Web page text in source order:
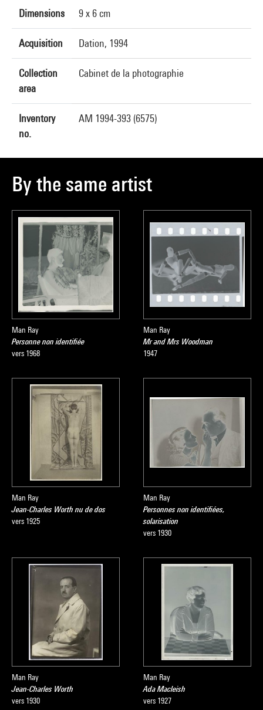
Dimensions 9 x 6 cm
Acquisition Dation, 1994
Collection
area
Cabinet de la photographie
Inventory
no.
AM 1994-393 (6575)
By the same artist
Man Ray
Personne non identifiée
vers 1968
Man Ray
Mr and Mrs Woodman
1947
Man Ray
Jean-Charles Worth nu de dos
vers 1925
Man Ray
Personnes non identifiées,
solarisation
vers 1930
Man Ray
Jean-Charles Worth
vers 1930
Man Ray
Ada Macleish
vers 1927